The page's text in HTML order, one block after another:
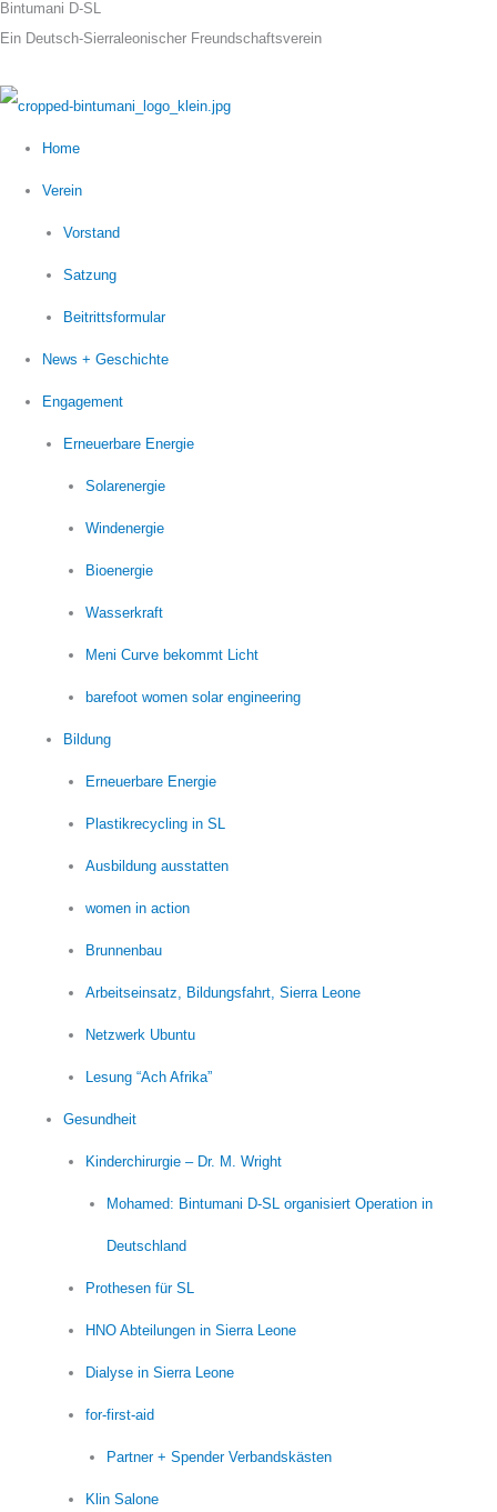
springen
Bintumani D-SL
Ein Deutsch-Sierraleonischer Freundschaftsverein
Home
Verein
Vorstand
Satzung
Beitrittsformular
News + Geschichte
Engagement
Erneuerbare Energie
Solarenergie
Windenergie
Bioenergie
Wasserkraft
Meni Curve bekommt Licht
barefoot women solar engineering
Bildung
Erneuerbare Energie
Plastikrecycling in SL
Ausbildung ausstatten
women in action
Brunnenbau
Arbeitseinsatz, Bildungsfahrt, Sierra Leone
Netzwerk Ubuntu
Lesung “Ach Afrika”
Gesundheit
Kinderchirurgie – Dr. M. Wright
Mohamed: Bintumani D-SL organisiert Operation in
Deutschland
Prothesen für SL
HNO Abteilungen in Sierra Leone
Dialyse in Sierra Leone
for-first-aid
Partner + Spender Verbandskästen
Klin Salone